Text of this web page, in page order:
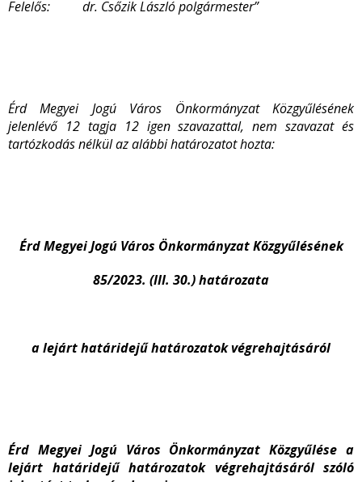
Felelős: dr. Csőzik László polgármester”
Érd Megyei Jogú Város Önkormányzat Közgyűlésének
jelenlévő 12 tagja 12 igen szavazattal, nem szavazat és
tartózkodás nélkül az alábbi határozatot hozta:
Érd Megyei Jogú Város Önkormányzat Közgyűlésének
85/2023. (III. 30.) határozata
a lejárt határidejű határozatok végrehajtásáról
Érd Megyei Jogú Város Önkormányzat Közgyűlése a
lejárt határidejű határozatok végrehajtásáról szóló